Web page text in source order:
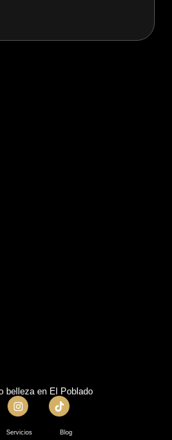
belleza en El Poblado
Servicios Blog